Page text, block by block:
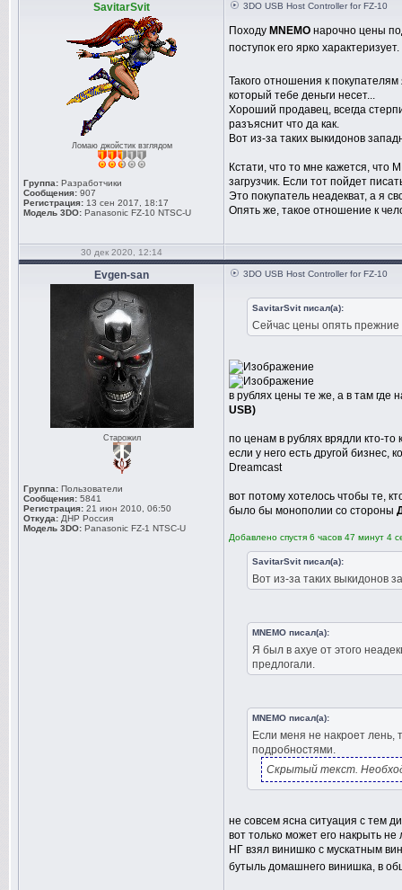
SavitarSvit
Ломаю джойстик взглядом
Группа: Разработчики
Сообщения: 907
Регистрация: 13 сен 2017, 18:17
Модель 3DO: Panasonic FZ-10 NTSC-U
3DO USB Host Controller for FZ-10
Походу MNEMO нарочно цены
поступок его ярко
Такого отношения к
который тебе деньги несет...
Хороший продавец, всегда
разъяснит что да как.
Вот из-за таких выкидонов
Кстати, что то мне кажется, что
загрузчик. Если тот пойдет
Это покупатель неадекват, а я
Опять же, такое отношение к
30 дек 2020, 12:14
Evgen-san
Старожил
Группа: Пользователи
Сообщения: 5841
Регистрация: 21 июн 2010, 06:50
Откуда: ДНР Россия
Модель 3DO: Panasonic FZ-1 NTSC-U
3DO USB Host Controller for FZ-10
SavitarSvit писал(а):
Сейчас цены опять прежние
в рублях цены те же, а в там где
USB)
по ценам в рублях врядли кто-то
если у него есть другой бизнес,
Dreamcast
вот потому хотелось чтобы те,
было бы монополии со стороны
Добавлено спустя 6 часов 47 минут 4
SavitarSvit писал(а):
Вот из-за таких выкидонов
MNEMO писал(а):
Я был в ахуе от этого
предлогали.
MNEMO писал(а):
Если меня не накроет лень,
подробностями.
Скрытый текст.
не совсем ясна ситуация с тем
вот только может его накрыть не
НГ взял винишко с мускатным
бутыль домашнего винишка, в